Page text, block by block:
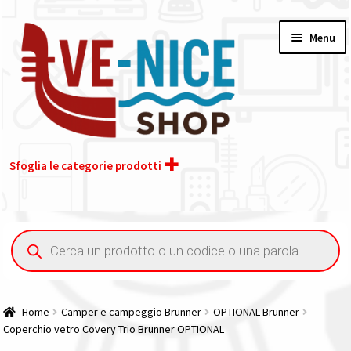
alla
navigazione
contenuto
Menu
Sfoglia le categorie prodotti
Acquisto iva 4% (agevolata)
Contatti
Ricerca
prodotti
Home Camper e campeggio Brunner
OPTIONAL Brunner
Coperchio vetro Covery Trio Brunner OPTIONAL